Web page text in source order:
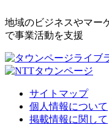
地域のビジネスやマー
で事業活動を支援
サイトマップ
個人情報について
掲載情報に関して